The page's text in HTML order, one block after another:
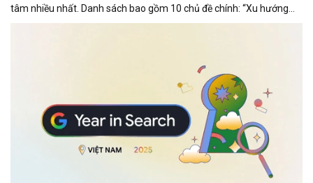
tâm nhiều nhất. Danh sách bao gồm 10 chủ đề chính: “Xu hướng
chung,” “Tạo ảnh,” “Phim ảnh (chung),” “Phim ảnh Việt Nam,”